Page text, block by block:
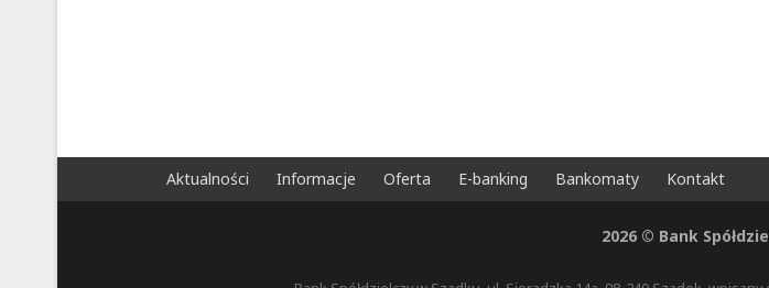
Aktualności Informacje Oferta E-banking Bankomaty Kontakt
2026 © Bank